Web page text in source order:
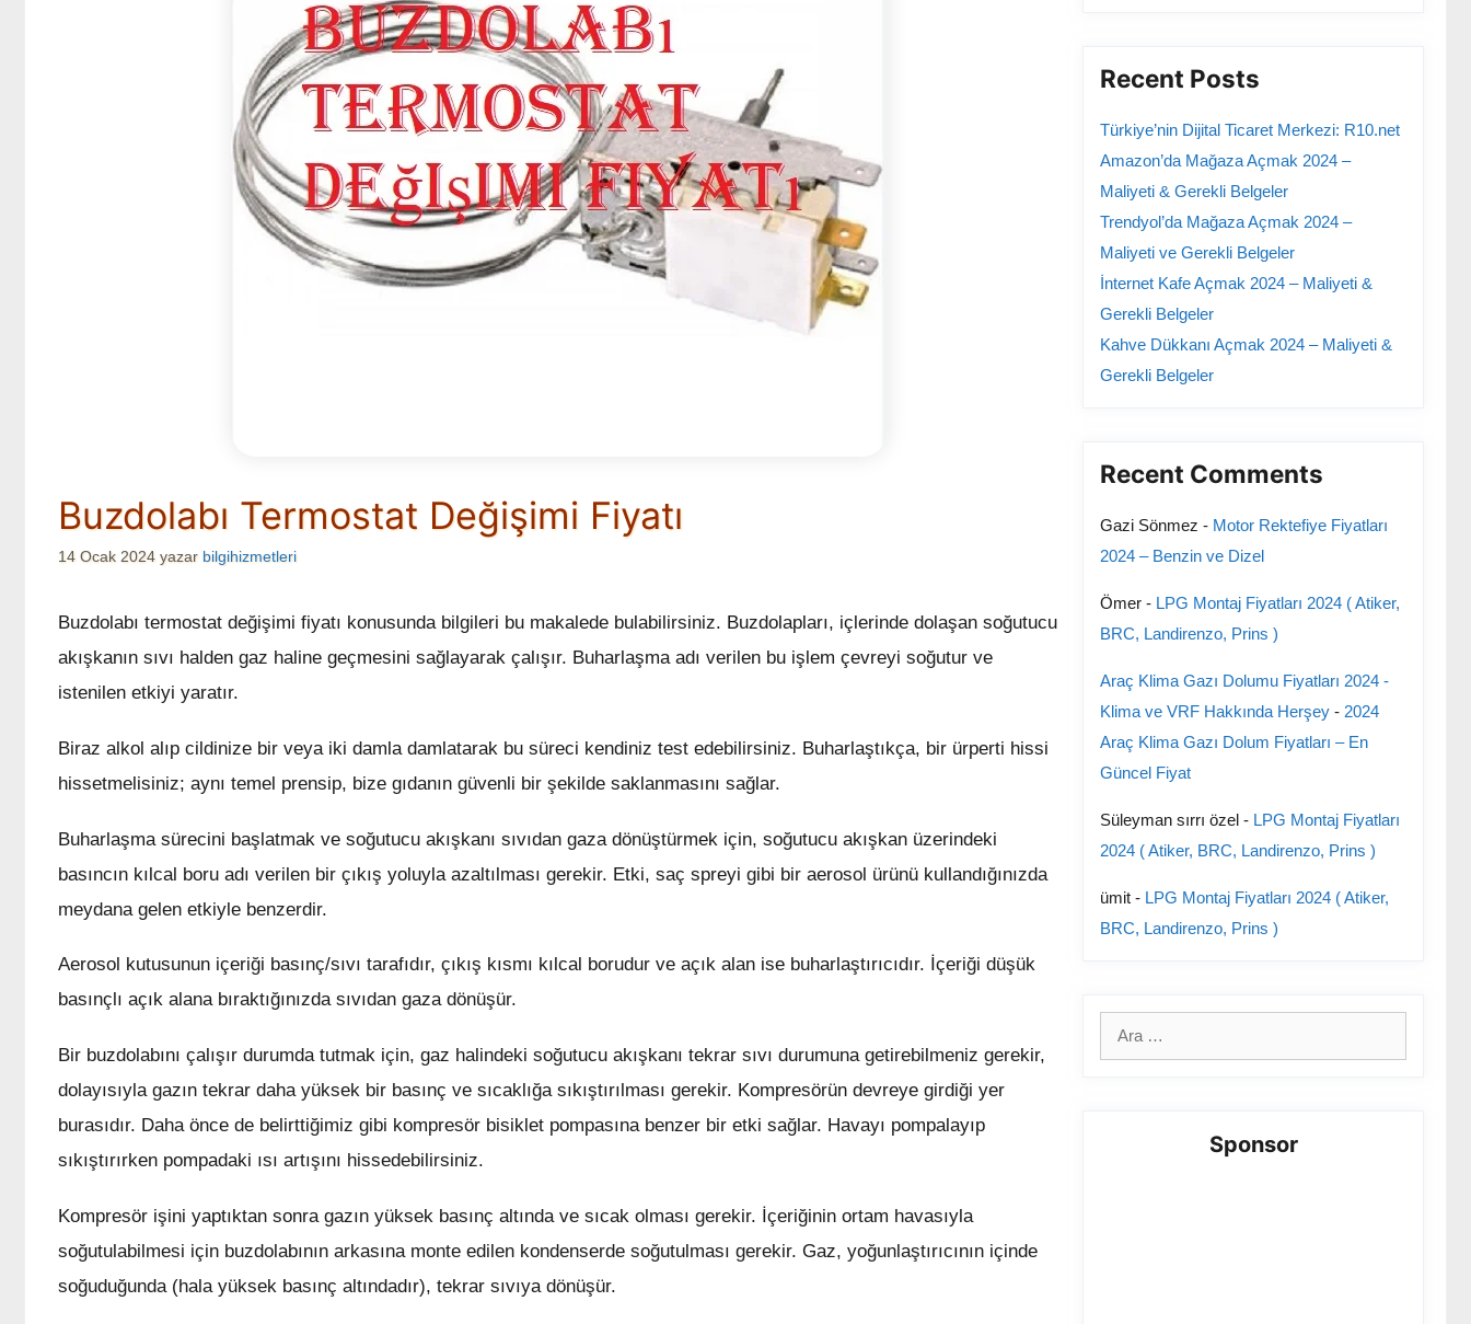
Buzdolabı Termostat Değişimi Fiyatı
14 Ocak 2024 yazar bilgihizmetleri
Buzdolabı termostat değişimi fiyatı konusunda bilgileri bu makalede bulabilirsiniz. Buzdolapları, içlerinde dolaşan soğutucu
akışkanın sıvı halden gaz haline geçmesini sağlayarak çalışır. Buharlaşma adı verilen bu işlem çevreyi soğutur ve
istenilen etkiyi yaratır.
Biraz alkol alıp cildinize bir veya iki damla damlatarak bu süreci kendiniz test edebilirsiniz. Buharlaştıkça, bir ürperti hissi
hissetmelisiniz; aynı temel prensip, bize gıdanın güvenli bir şekilde saklanmasını sağlar.
Buharlaşma sürecini başlatmak ve soğutucu akışkanı sıvıdan gaza dönüştürmek için, soğutucu akışkan üzerindeki
basıncın kılcal boru adı verilen bir çıkış yoluyla azaltılması gerekir. Etki, saç spreyi gibi bir aerosol ürünü kullandığınızda
meydana gelen etkiyle benzerdir.
Aerosol kutusunun içeriği basınç/sıvı tarafıdır, çıkış kısmı kılcal borudur ve açık alan ise buharlaştırıcıdır. İçeriği düşük
basınçlı açık alana bıraktığınızda sıvıdan gaza dönüşür.
Bir buzdolabını çalışır durumda tutmak için, gaz halindeki soğutucu akışkanı tekrar sıvı durumuna getirebilmeniz gerekir,
dolayısıyla gazın tekrar daha yüksek bir basınç ve sıcaklığa sıkıştırılması gerekir. Kompresörün devreye girdiği yer
burasıdır. Daha önce de belirttiğimiz gibi kompresör bisiklet pompasına benzer bir etki sağlar. Havayı pompalayıp
sıkıştırırken pompadaki ısı artışını hissedebilirsiniz.
Kompresör işini yaptıktan sonra gazın yüksek basınç altında ve sıcak olması gerekir. İçeriğinin ortam havasıyla
soğutulabilmesi için buzdolabının arkasına monte edilen kondenserde soğutulması gerekir. Gaz, yoğunlaştırıcının içinde
soğuduğunda (hala yüksek basınç altındadır), tekrar sıvıya dönüşür.
Recent Posts
Türkiye’nin Dijital Ticaret Merkezi: R10.net
Amazon’da Mağaza Açmak 2024 –
Maliyeti & Gerekli Belgeler
Trendyol’da Mağaza Açmak 2024 –
Maliyeti ve Gerekli Belgeler
İnternet Kafe Açmak 2024 – Maliyeti &
Gerekli Belgeler
Kahve Dükkanı Açmak 2024 – Maliyeti &
Gerekli Belgeler
Recent Comments
Gazi Sönmez - Motor Rektefiye Fiyatları
2024 – Benzin ve Dizel
Ömer - LPG Montaj Fiyatları 2024 ( Atiker,
BRC, Landirenzo, Prins )
Araç Klima Gazı Dolumu Fiyatları 2024 -
Klima ve VRF Hakkında Herşey - 2024
Araç Klima Gazı Dolum Fiyatları – En
Güncel Fiyat
Süleyman sırrı özel - LPG Montaj Fiyatları
2024 ( Atiker, BRC, Landirenzo, Prins )
ümit - LPG Montaj Fiyatları 2024 ( Atiker,
BRC, Landirenzo, Prins )
için
ara
Sponsor